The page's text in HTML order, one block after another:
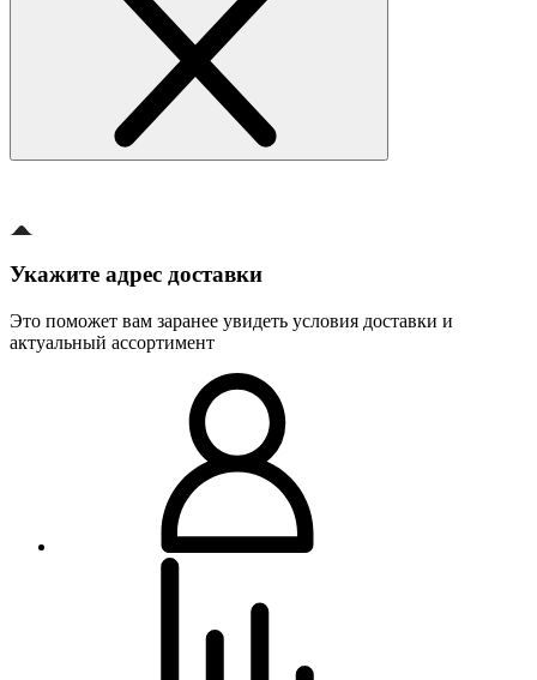
Укажите адрес доставки
Это поможет вам заранее увидеть условия доставки и
актуальный ассортимент